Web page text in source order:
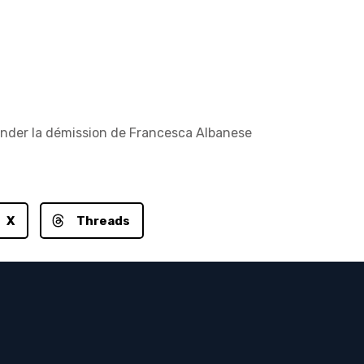
la démission de Francesca Albanese
X Threads